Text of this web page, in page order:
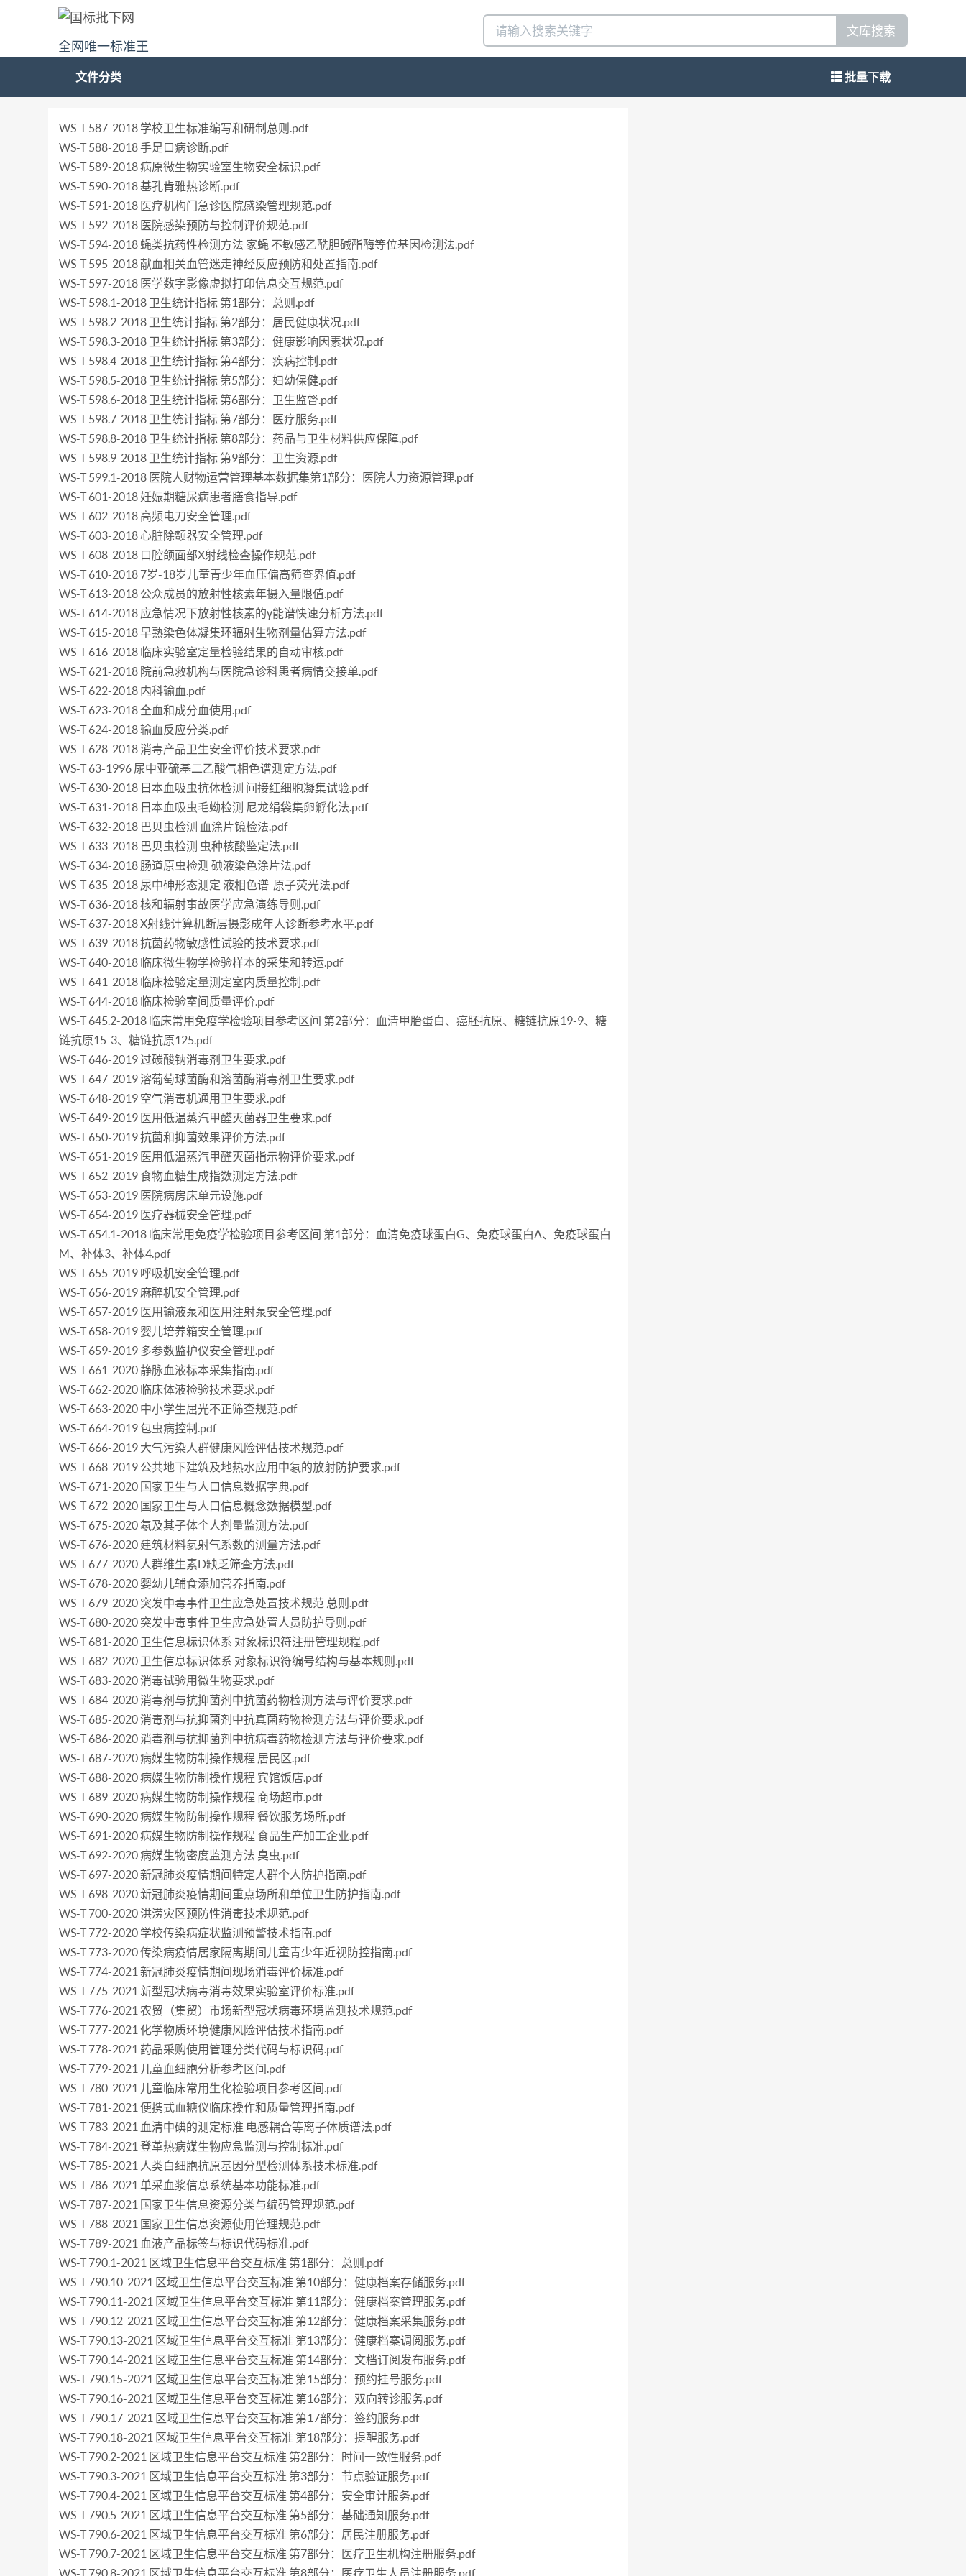
全网唯一标准王
文库搜索
文件分类 批量下载
WS-T 587-2018 学校卫生标准编写和研制总则.pdf
WS-T 588-2018 手足口病诊断.pdf
WS-T 589-2018 病原微生物实验室生物安全标识.pdf
WS-T 590-2018 基孔肯雅热诊断.pdf
WS-T 591-2018 医疗机构门急诊医院感染管理规范.pdf
WS-T 592-2018 医院感染预防与控制评价规范.pdf
WS-T 594-2018 蝇类抗药性检测方法 家蝇 不敏感乙酰胆碱酯酶等位基因检测法.pdf
WS-T 595-2018 献血相关血管迷走神经反应预防和处置指南.pdf
WS-T 597-2018 医学数字影像虚拟打印信息交互规范.pdf
WS-T 598.1-2018 卫生统计指标 第1部分：总则.pdf
WS-T 598.2-2018 卫生统计指标 第2部分：居民健康状况.pdf
WS-T 598.3-2018 卫生统计指标 第3部分：健康影响因素状况.pdf
WS-T 598.4-2018 卫生统计指标 第4部分：疾病控制.pdf
WS-T 598.5-2018 卫生统计指标 第5部分：妇幼保健.pdf
WS-T 598.6-2018 卫生统计指标 第6部分：卫生监督.pdf
WS-T 598.7-2018 卫生统计指标 第7部分：医疗服务.pdf
WS-T 598.8-2018 卫生统计指标 第8部分：药品与卫生材料供应保障.pdf
WS-T 598.9-2018 卫生统计指标 第9部分：卫生资源.pdf
WS-T 599.1-2018 医院人财物运营管理基本数据集第1部分：医院人力资源管理.pdf
WS-T 601-2018 妊娠期糖尿病患者膳食指导.pdf
WS-T 602-2018 高频电刀安全管理.pdf
WS-T 603-2018 心脏除颤器安全管理.pdf
WS-T 608-2018 口腔颌面部X射线检查操作规范.pdf
WS-T 610-2018 7岁-18岁儿童青少年血压偏高筛查界值.pdf
WS-T 613-2018 公众成员的放射性核素年摄入量限值.pdf
WS-T 614-2018 应急情况下放射性核素的γ能谱快速分析方法.pdf
WS-T 615-2018 早熟染色体凝集环辐射生物剂量估算方法.pdf
WS-T 616-2018 临床实验室定量检验结果的自动审核.pdf
WS-T 621-2018 院前急救机构与医院急诊科患者病情交接单.pdf
WS-T 622-2018 内科输血.pdf
WS-T 623-2018 全血和成分血使用.pdf
WS-T 624-2018 输血反应分类.pdf
WS-T 628-2018 消毒产品卫生安全评价技术要求.pdf
WS-T 63-1996 尿中亚硫基二乙酸气相色谱测定方法.pdf
WS-T 630-2018 日本血吸虫抗体检测 间接红细胞凝集试验.pdf
WS-T 631-2018 日本血吸虫毛蚴检测 尼龙绢袋集卵孵化法.pdf
WS-T 632-2018 巴贝虫检测 血涂片镜检法.pdf
WS-T 633-2018 巴贝虫检测 虫种核酸鉴定法.pdf
WS-T 634-2018 肠道原虫检测 碘液染色涂片法.pdf
WS-T 635-2018 尿中砷形态测定 液相色谱-原子荧光法.pdf
WS-T 636-2018 核和辐射事故医学应急演练导则.pdf
WS-T 637-2018 X射线计算机断层摄影成年人诊断参考水平.pdf
WS-T 639-2018 抗菌药物敏感性试验的技术要求.pdf
WS-T 640-2018 临床微生物学检验样本的采集和转运.pdf
WS-T 641-2018 临床检验定量测定室内质量控制.pdf
WS-T 644-2018 临床检验室间质量评价.pdf
WS-T 645.2-2018 临床常用免疫学检验项目参考区间 第2部分：血清甲胎蛋白、癌胚抗原、糖链抗原19-9、糖
链抗原15-3、糖链抗原125.pdf
WS-T 646-2019 过碳酸钠消毒剂卫生要求.pdf
WS-T 647-2019 溶葡萄球菌酶和溶菌酶消毒剂卫生要求.pdf
WS-T 648-2019 空气消毒机通用卫生要求.pdf
WS-T 649-2019 医用低温蒸汽甲醛灭菌器卫生要求.pdf
WS-T 650-2019 抗菌和抑菌效果评价方法.pdf
WS-T 651-2019 医用低温蒸汽甲醛灭菌指示物评价要求.pdf
WS-T 652-2019 食物血糖生成指数测定方法.pdf
WS-T 653-2019 医院病房床单元设施.pdf
WS-T 654-2019 医疗器械安全管理.pdf
WS-T 654.1-2018 临床常用免疫学检验项目参考区间 第1部分：血清免疫球蛋白G、免疫球蛋白A、免疫球蛋白
M、补体3、补体4.pdf
WS-T 655-2019 呼吸机安全管理.pdf
WS-T 656-2019 麻醉机安全管理.pdf
WS-T 657-2019 医用输液泵和医用注射泵安全管理.pdf
WS-T 658-2019 婴儿培养箱安全管理.pdf
WS-T 659-2019 多参数监护仪安全管理.pdf
WS-T 661-2020 静脉血液标本采集指南.pdf
WS-T 662-2020 临床体液检验技术要求.pdf
WS-T 663-2020 中小学生屈光不正筛查规范.pdf
WS-T 664-2019 包虫病控制.pdf
WS-T 666-2019 大气污染人群健康风险评估技术规范.pdf
WS-T 668-2019 公共地下建筑及地热水应用中氡的放射防护要求.pdf
WS-T 671-2020 国家卫生与人口信息数据字典.pdf
WS-T 672-2020 国家卫生与人口信息概念数据模型.pdf
WS-T 675-2020 氡及其子体个人剂量监测方法.pdf
WS-T 676-2020 建筑材料氡射气系数的测量方法.pdf
WS-T 677-2020 人群维生素D缺乏筛查方法.pdf
WS-T 678-2020 婴幼儿辅食添加营养指南.pdf
WS-T 679-2020 突发中毒事件卫生应急处置技术规范 总则.pdf
WS-T 680-2020 突发中毒事件卫生应急处置人员防护导则.pdf
WS-T 681-2020 卫生信息标识体系 对象标识符注册管理规程.pdf
WS-T 682-2020 卫生信息标识体系 对象标识符编号结构与基本规则.pdf
WS-T 683-2020 消毒试验用微生物要求.pdf
WS-T 684-2020 消毒剂与抗抑菌剂中抗菌药物检测方法与评价要求.pdf
WS-T 685-2020 消毒剂与抗抑菌剂中抗真菌药物检测方法与评价要求.pdf
WS-T 686-2020 消毒剂与抗抑菌剂中抗病毒药物检测方法与评价要求.pdf
WS-T 687-2020 病媒生物防制操作规程 居民区.pdf
WS-T 688-2020 病媒生物防制操作规程 宾馆饭店.pdf
WS-T 689-2020 病媒生物防制操作规程 商场超市.pdf
WS-T 690-2020 病媒生物防制操作规程 餐饮服务场所.pdf
WS-T 691-2020 病媒生物防制操作规程 食品生产加工企业.pdf
WS-T 692-2020 病媒生物密度监测方法 臭虫.pdf
WS-T 697-2020 新冠肺炎疫情期间特定人群个人防护指南.pdf
WS-T 698-2020 新冠肺炎疫情期间重点场所和单位卫生防护指南.pdf
WS-T 700-2020 洪涝灾区预防性消毒技术规范.pdf
WS-T 772-2020 学校传染病症状监测预警技术指南.pdf
WS-T 773-2020 传染病疫情居家隔离期间儿童青少年近视防控指南.pdf
WS-T 774-2021 新冠肺炎疫情期间现场消毒评价标准.pdf
WS-T 775-2021 新型冠状病毒消毒效果实验室评价标准.pdf
WS-T 776-2021 农贸（集贸）市场新型冠状病毒环境监测技术规范.pdf
WS-T 777-2021 化学物质环境健康风险评估技术指南.pdf
WS-T 778-2021 药品采购使用管理分类代码与标识码.pdf
WS-T 779-2021 儿童血细胞分析参考区间.pdf
WS-T 780-2021 儿童临床常用生化检验项目参考区间.pdf
WS-T 781-2021 便携式血糖仪临床操作和质量管理指南.pdf
WS-T 783-2021 血清中碘的测定标准 电感耦合等离子体质谱法.pdf
WS-T 784-2021 登革热病媒生物应急监测与控制标准.pdf
WS-T 785-2021 人类白细胞抗原基因分型检测体系技术标准.pdf
WS-T 786-2021 单采血浆信息系统基本功能标准.pdf
WS-T 787-2021 国家卫生信息资源分类与编码管理规范.pdf
WS-T 788-2021 国家卫生信息资源使用管理规范.pdf
WS-T 789-2021 血液产品标签与标识代码标准.pdf
WS-T 790.1-2021 区域卫生信息平台交互标准 第1部分：总则.pdf
WS-T 790.10-2021 区域卫生信息平台交互标准 第10部分：健康档案存储服务.pdf
WS-T 790.11-2021 区域卫生信息平台交互标准 第11部分：健康档案管理服务.pdf
WS-T 790.12-2021 区域卫生信息平台交互标准 第12部分：健康档案采集服务.pdf
WS-T 790.13-2021 区域卫生信息平台交互标准 第13部分：健康档案调阅服务.pdf
WS-T 790.14-2021 区域卫生信息平台交互标准 第14部分：文档订阅发布服务.pdf
WS-T 790.15-2021 区域卫生信息平台交互标准 第15部分：预约挂号服务.pdf
WS-T 790.16-2021 区域卫生信息平台交互标准 第16部分：双向转诊服务.pdf
WS-T 790.17-2021 区域卫生信息平台交互标准 第17部分：签约服务.pdf
WS-T 790.18-2021 区域卫生信息平台交互标准 第18部分：提醒服务.pdf
WS-T 790.2-2021 区域卫生信息平台交互标准 第2部分：时间一致性服务.pdf
WS-T 790.3-2021 区域卫生信息平台交互标准 第3部分：节点验证服务.pdf
WS-T 790.4-2021 区域卫生信息平台交互标准 第4部分：安全审计服务.pdf
WS-T 790.5-2021 区域卫生信息平台交互标准 第5部分：基础通知服务.pdf
WS-T 790.6-2021 区域卫生信息平台交互标准 第6部分：居民注册服务.pdf
WS-T 790.7-2021 区域卫生信息平台交互标准 第7部分：医疗卫生机构注册服务.pdf
WS-T 790.8-2021 区域卫生信息平台交互标准 第8部分：医疗卫生人员注册服务.pdf